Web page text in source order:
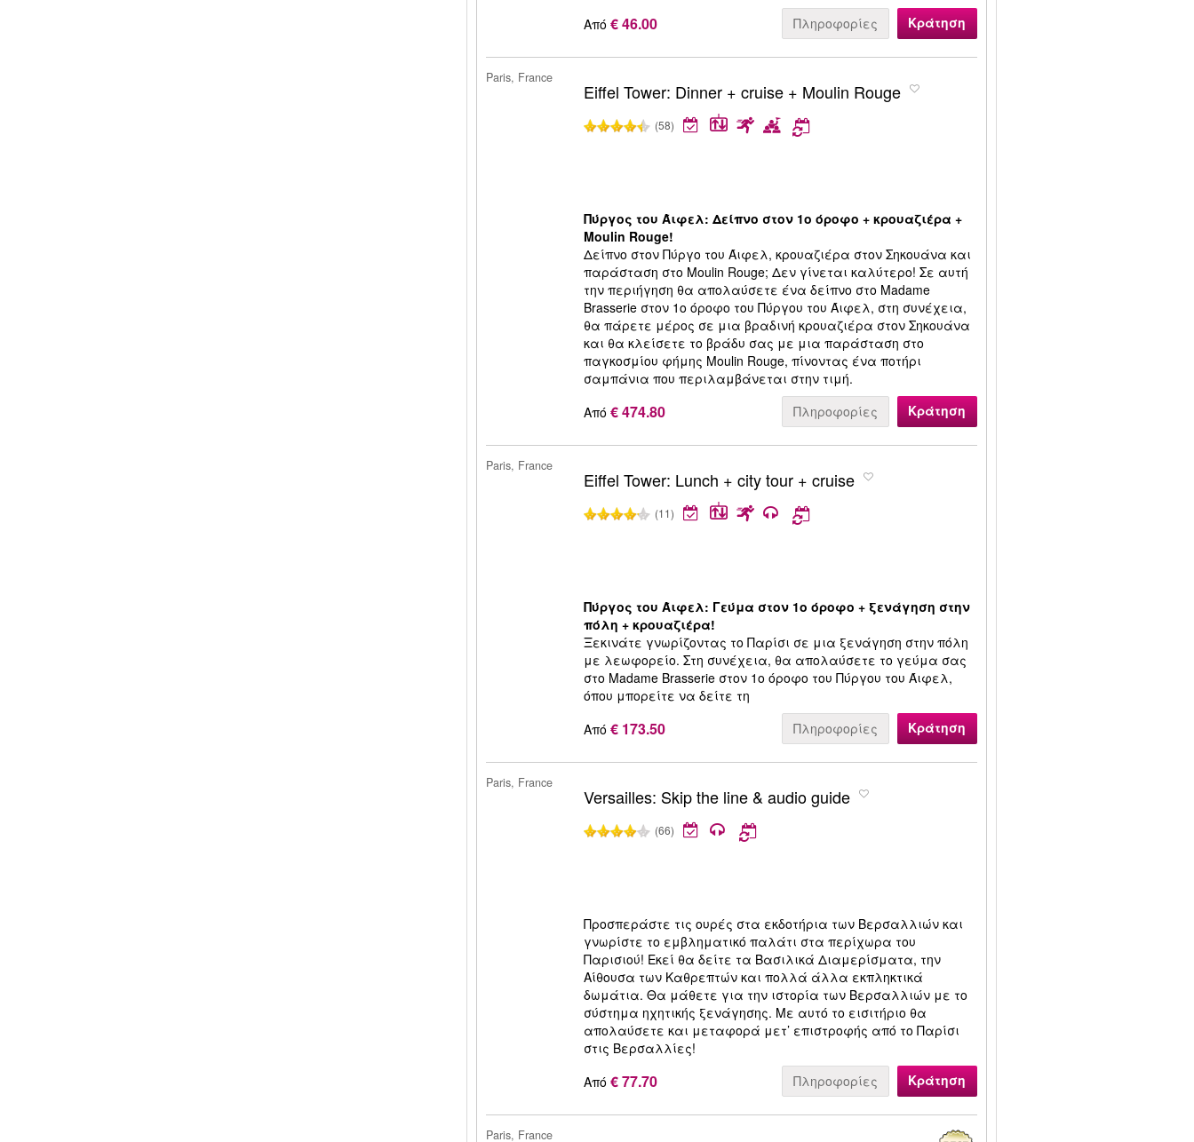
Από € 46.00 Πληροφορίες Κράτηση
Paris, France
Eiffel Tower: Dinner + cruise + Moulin Rouge
(58)
Πύργος του Άιφελ: Δείπνο στον 1ο όροφο + κρουαζιέρα +
Moulin Rouge!
Δείπνο στον Πύργο του Άιφελ, κρουαζιέρα στον Σηκουάνα και
παράσταση στο Moulin Rouge; Δεν γίνεται καλύτερο! Σε αυτή
την περιήγηση θα απολαύσετε ένα δείπνο στο Madame
Brasserie στον 1ο όροφο του Πύργου του Άιφελ, στη συνέχεια,
θα πάρετε μέρος σε μια βραδινή κρουαζιέρα στον Σηκουάνα
και θα κλείσετε το βράδυ σας με μια παράσταση στο
παγκοσμίου φήμης Moulin Rouge, πίνοντας ένα ποτήρι
σαμπάνια που περιλαμβάνεται στην τιμή.
Από € 474.80 Πληροφορίες Κράτηση
Paris, France
Eiffel Tower: Lunch + city tour + cruise
(11)
Πύργος του Άιφελ: Γεύμα στον 1ο όροφο + ξενάγηση στην
πόλη + κρουαζιέρα!
Ξεκινάτε γνωρίζοντας το Παρίσι σε μια ξενάγηση στην πόλη
με λεωφορείο. Στη συνέχεια, θα απολαύσετε το γεύμα σας
στο Madame Brasserie στον 1ο όροφο του Πύργου του Άιφελ,
όπου μπορείτε να δείτε τη
Από € 173.50 Πληροφορίες Κράτηση
Paris, France
Versailles: Skip the line & audio guide
(66)
Προσπεράστε τις ουρές στα εκδοτήρια των Βερσαλλιών και
γνωρίστε το εμβληματικό παλάτι στα περίχωρα του
Παρισιού! Εκεί θα δείτε τα Βασιλικά Διαμερίσματα, την
Αίθουσα των Καθρεπτών και πολλά άλλα εκπληκτικά
δωμάτια. Θα μάθετε για την ιστορία των Βερσαλλιών με το
σύστημα ηχητικής ξενάγησης. Με αυτό το εισιτήριο θα
απολαύσετε και μεταφορά μετ’ επιστροφής από το Παρίσι
στις Βερσαλλίες!
Από € 77.70 Πληροφορίες Κράτηση
Paris, France